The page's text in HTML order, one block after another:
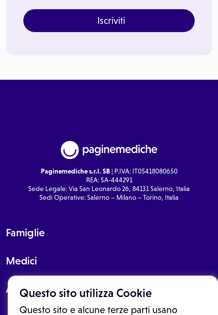
Questo sito utilizza Cookie
Questo sito e alcune terze parti usano
Iscriviti
Paginemediche s.r.l. SB| P.IVA: IT05418080650
REA: SA-444291
Sede Legale: Via San Leonardo 26, 84131 Salerno, Italia
Sedi Operative: Salerno – Milano – Torino, Italia
Famiglie
Medici
About